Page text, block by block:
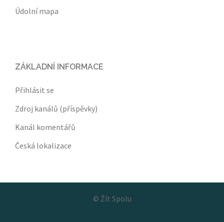
Údolní mapa
ZÁKLADNÍ INFORMACE
Přihlásit se
Zdroj kanálů (příspěvky)
Kanál komentářů
Česká lokalizace
© Žít Spolu